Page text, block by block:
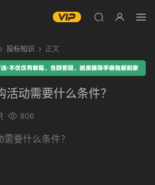
投标知识 正文
动需要什么条件？
806
要什么条件？